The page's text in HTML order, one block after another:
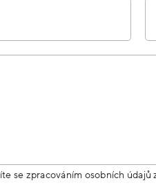
se zpracováním osobních údajů